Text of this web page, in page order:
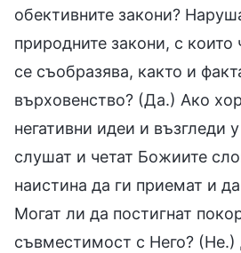
обективните закони?
природните закони, с които
се съобразява, както и
върховенство? (Да.) Ако
негативни идеи и възгледи
слушат и четат Божиите
наистина да ги приемат и
Могат ли да постигнат
съвместимост с Него?